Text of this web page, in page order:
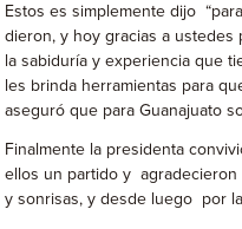
Estos es simplemente dijo
dieron, y hoy gracias a
la sabiduría y experiencia que
les brinda herramientas para
aseguró que para Guanajuato
Finalmente la presidenta
ellos un partido y
y sonrisas, y desde luego por